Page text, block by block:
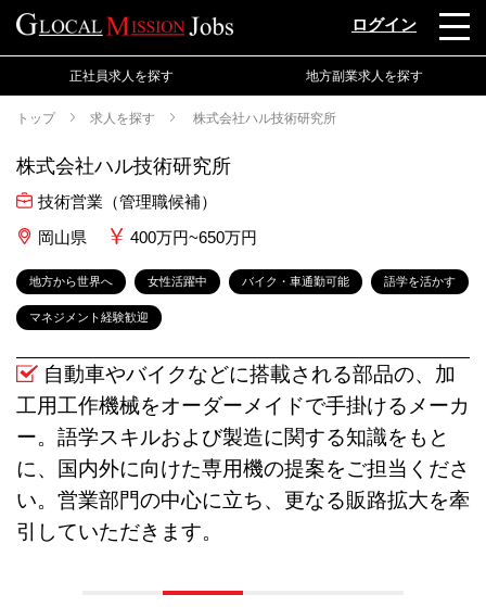
ログイン
正社員求人を探す 地方副業求人を探す
トップ 求人を探す 株式会社ハル技術研究所
株式会社ハル技術研究所
技術営業（管理職候補）
岡山県
400万円~650万円
地方から世界へ 女性活躍中 バイク・車通勤可能 語学を活かす
マネジメント経験歓迎
自動車やバイクなどに搭載される部品の、加
工用工作機械をオーダーメイドで手掛けるメーカ
ー。語学スキルおよび製造に関する知識をもと
に、国内外に向けた専用機の提案をご担当くださ
い。営業部門の中心に立ち、更なる販路拡大を牽
引していただきます。